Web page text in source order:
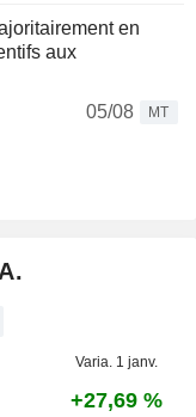
en
aux
05/08
MT
Varia. 1 janv.
+27,69 %